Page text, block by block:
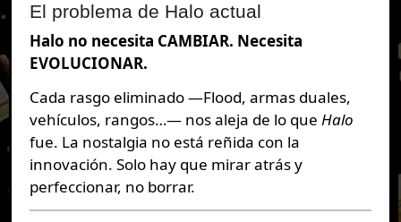
El problema de Halo actual
Halo no necesita CAMBIAR. Necesita
EVOLUCIONAR.
Cada rasgo eliminado —Flood, armas duales,
vehículos, rangos…— nos aleja de lo que Halo
fue. La nostalgia no está reñida con la
innovación. Solo hay que mirar atrás y
perfeccionar, no borrar.